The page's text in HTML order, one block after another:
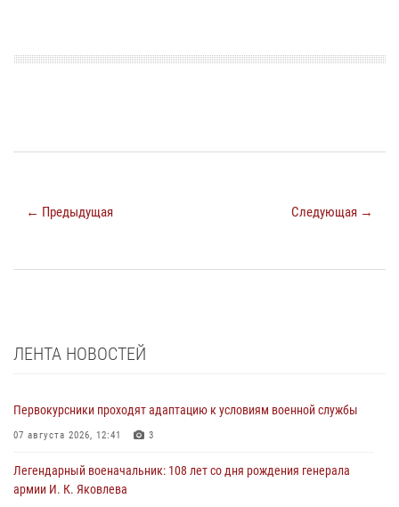
← Предыдущая Следующая →
ЛЕНТА НОВОСТЕЙ
Первокурсники проходят адаптацию к условиям военной службы
07 августа 2026, 12:41 3
Легендарный военачальник: 108 лет со дня рождения генерала
армии И. К. Яковлева